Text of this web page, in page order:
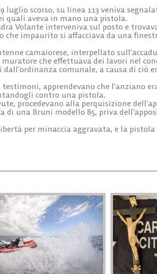
luglio scorso, su linea 113 veniva
quali aveva in mano una pistola.
Volante interveniva sul posto e
che impaurito si affacciava da una
camaiorese, interpellato
che effettuava dei lavori nel
comunale, a causa di ciò
apprendevano che l’anziano
contro una pistola.
procedevano alla perquisizione
di una Bruni modello 85, priva
per minaccia aggravata, e la pistola